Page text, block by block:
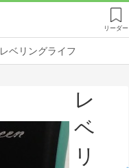
リーダー
レベリングライフ
レ
ベ
リ